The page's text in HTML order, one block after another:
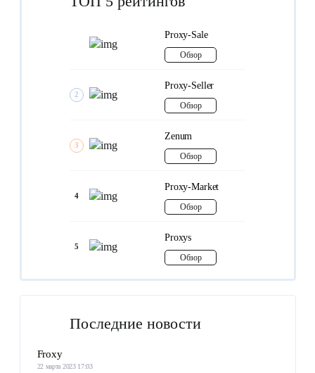
Proxy-Sale
Обзор
2
Proxy-Seller
Обзор
3
Zenum
Обзор
4
Proxy-Market
Обзор
5
Proxys
Обзор
Последние новости
Froxy
22 марта 2023 17:03